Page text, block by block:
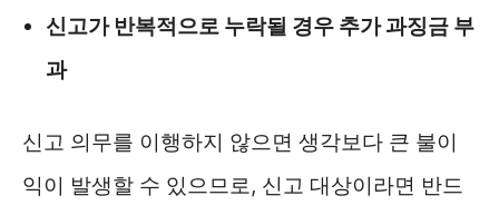
신고가 반복적으로 누락될 경우 추가 과징금 부
과
신고 의무를 이행하지 않으면 생각보다 큰 불이
익이 발생할 수 있으므로, 신고 대상이라면 반드